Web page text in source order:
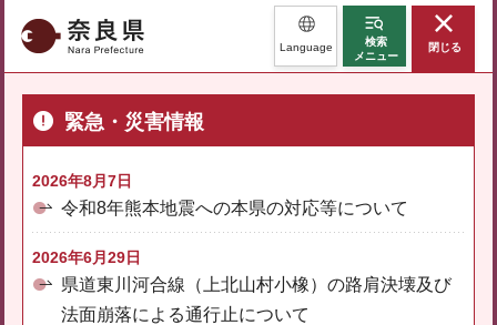
奈良県 Language
検索
メニュー
閉じる
緊急・災害情報
2026年8月7日
令和8年熊本地震への本県の対応等について
2026年6月29日
県道東川河合線（上北山村小橡）の路肩決壊及び
法面崩落による通行止について